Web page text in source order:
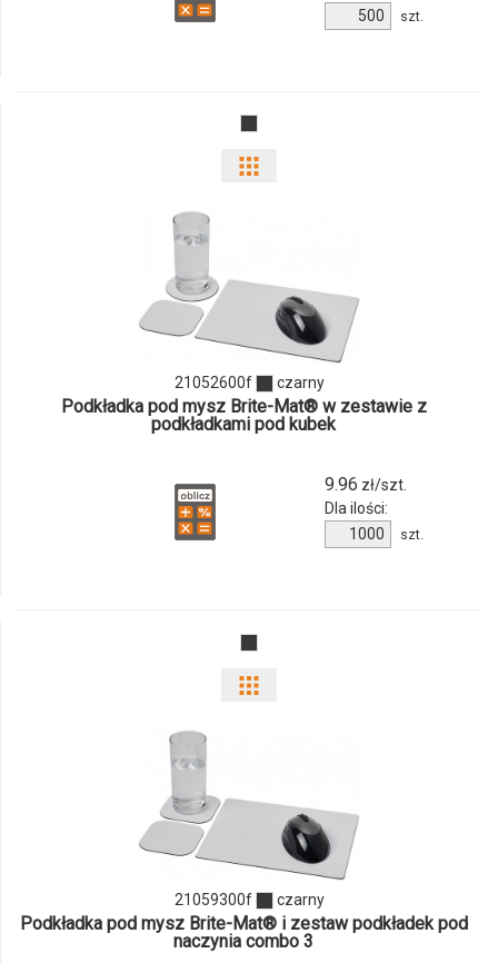
produktu
szt.
ilości
produktu
21052600f
21052600f czarny
Podkładka pod mysz Brite-Mat® w zestawie z
podkładkami pod kubek
9.96 zł/szt.
Dla ilości:
Ilość
produktu
szt.
ilości
produktu
21059300f
21059300f czarny
Podkładka pod mysz Brite-Mat® i zestaw podkładek pod
naczynia combo 3